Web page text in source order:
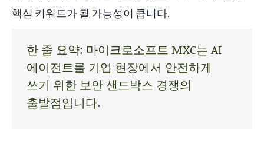
핵심 키워드가 될 가능성이 큽니다.
한 줄 요약: 마이크로소프트 MXC는 AI
에이전트를 기업 현장에서 안전하게
쓰기 위한 보안 샌드박스 경쟁의
출발점입니다.